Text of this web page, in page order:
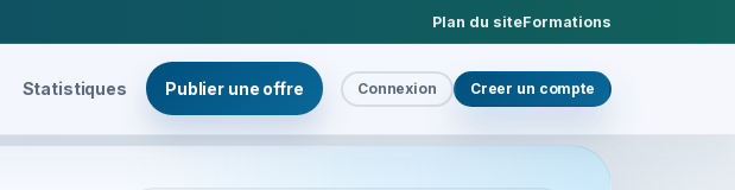
Plan du siteFormations
Statistiques Publier une offre Connexion Creer un compte